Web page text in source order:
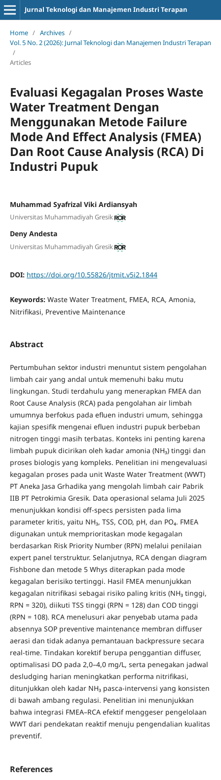
Jurnal Teknologi dan Manajemen Industri Terapan
Home / Archives /
Vol. 5 No. 2 (2026): Jurnal Teknologi dan Manajemen Industri Terapan
/
Articles
Evaluasi Kegagalan Proses Waste
Water Treatment Dengan
Menggunakan Metode Failure
Mode And Effect Analysis (FMEA)
Dan Root Cause Analysis (RCA) Di
Industri Pupuk
Muhammad Syafrizal Viki Ardiansyah
Universitas Muhammadiyah Gresik
Deny Andesta
Universitas Muhammadiyah Gresik
DOI: https://doi.org/10.55826/jtmit.v5i2.1844
Keywords: Waste Water Treatment, FMEA, RCA, Amonia,
Nitrifikasi, Preventive Maintenance
Abstract
Pertumbuhan sektor industri menuntut sistem pengolahan
limbah cair yang andal untuk memenuhi baku mutu
lingkungan. Studi terdahulu yang menerapkan FMEA dan
Root Cause Analysis (RCA) pada pengolahan air limbah
umumnya berfokus pada efluen industri umum, sehingga
kajian spesifik mengenai efluen industri pupuk berbeban
nitrogen tinggi masih terbatas. Konteks ini penting karena
limbah pupuk dicirikan oleh kadar amonia (NH₃) tinggi dan
proses biologis yang kompleks. Penelitian ini mengevaluasi
kegagalan proses pada unit Waste Water Treatment (WWT)
PT Aneka Jasa Grhadika yang mengolah limbah cair Pabrik
IIB PT Petrokimia Gresik. Data operasional selama Juli 2025
menunjukkan kondisi off-specs persisten pada lima
parameter kritis, yaitu NH₃, TSS, COD, pH, dan PO₄. FMEA
digunakan untuk memprioritaskan mode kegagalan
berdasarkan Risk Priority Number (RPN) melalui penilaian
expert panel terstruktur. Selanjutnya, RCA dengan diagram
Fishbone dan metode 5 Whys diterapkan pada mode
kegagalan berisiko tertinggi. Hasil FMEA menunjukkan
kegagalan nitrifikasi sebagai risiko paling kritis (NH₃ tinggi,
RPN = 320), diikuti TSS tinggi (RPN = 128) dan COD tinggi
(RPN = 108). RCA menelusuri akar penyebab utama pada
absennya SOP preventive maintenance membran diffuser
aerasi dan tidak adanya pemantauan backpressure secara
real-time. Tindakan korektif berupa penggantian diffuser,
optimalisasi DO pada 2,0–4,0 mg/L, serta penegakan jadwal
desludging harian meningkatkan performa nitrifikasi,
ditunjukkan oleh kadar NH₃ pasca-intervensi yang konsisten
di bawah ambang regulasi. Penelitian ini menunjukkan
bahwa integrasi FMEA–RCA efektif menggeser pengelolaan
WWT dari pendekatan reaktif menuju pengendalian kualitas
preventif.
References